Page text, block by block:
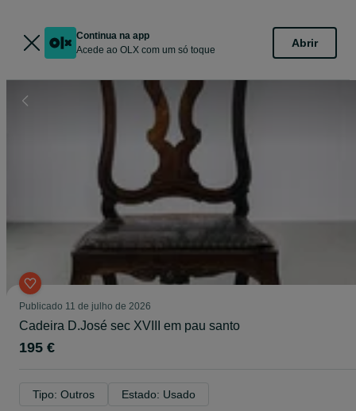
Continua na app
Acede ao OLX com um só toque
Abrir
Publicado 11 de julho de 2026
Cadeira D.José sec XVIII em pau santo
195 €
Tipo: Outros Estado: Usado